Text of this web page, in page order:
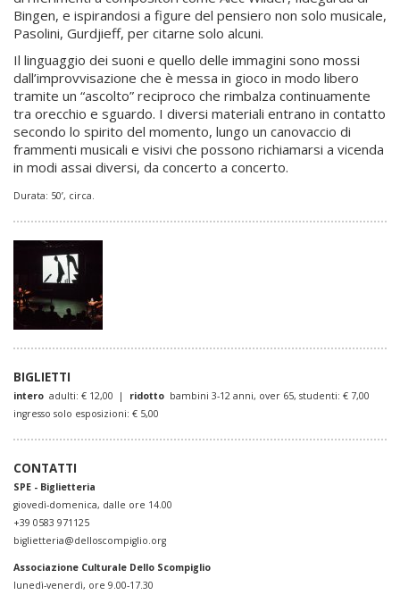
Bingen, e ispirandosi a figure del pensiero non solo musicale,
Pasolini, Gurdjieff, per citarne solo alcuni.
Il linguaggio dei suoni e quello delle immagini sono mossi
dall’improvvisazione che è messa in gioco in modo libero
tramite un “ascolto” reciproco che rimbalza continuamente
tra orecchio e sguardo. I diversi materiali entrano in contatto
secondo lo spirito del momento, lungo un canovaccio di
frammenti musicali e visivi che possono richiamarsi a vicenda
in modi assai diversi, da concerto a concerto.
Durata: 50’, circa.
BIGLIETTI
intero adulti: € 12,00 | ridotto bambini 3-12 anni, over 65, studenti: € 7,00
ingresso solo esposizioni: € 5,00
CONTATTI
SPE - Biglietteria
giovedì-domenica, dalle ore 14.00
+39 0583 971125
biglietteria@delloscompiglio.org
Associazione Culturale Dello Scompiglio
lunedì-venerdì, ore 9.00-17.30